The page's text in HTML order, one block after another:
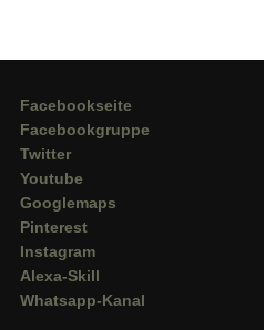
Facebookseite
Facebookgruppe
Twitter
Youtube
Googlemaps
Pinterest
Instagram
Alexa-Skill
Whatsapp-Kanal